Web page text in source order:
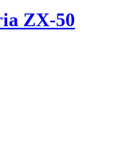
ZX-50